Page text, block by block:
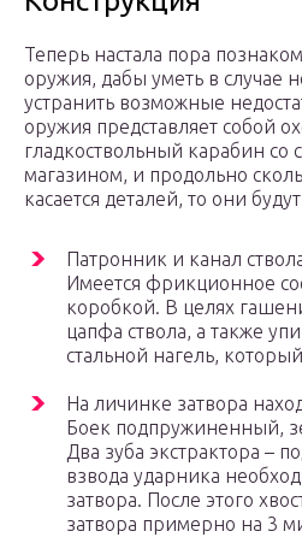
Теперь настала пора
оружия, дабы уметь в случае
устранить возможные
оружия представляет собой
гладкоствольный карабин
магазином, и продольно
касается деталей, то они
Патронник и канал
Имеется фрикционное
коробкой. В целях
цапфа ствола, а также
стальной нагель,
На личинке затвора
Боек подпружиненный,
Два зуба экстрактора –
взвода ударника
затвора. После этого
затвора примерно на 3